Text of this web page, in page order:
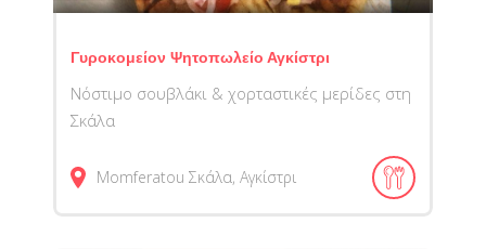
Γυροκομείον Ψητοπωλείο Αγκίστρι
Νόστιμο σουβλάκι & χορταστικές μερίδες στη
Σκάλα
Momferatou Σκάλα, Αγκίστρι